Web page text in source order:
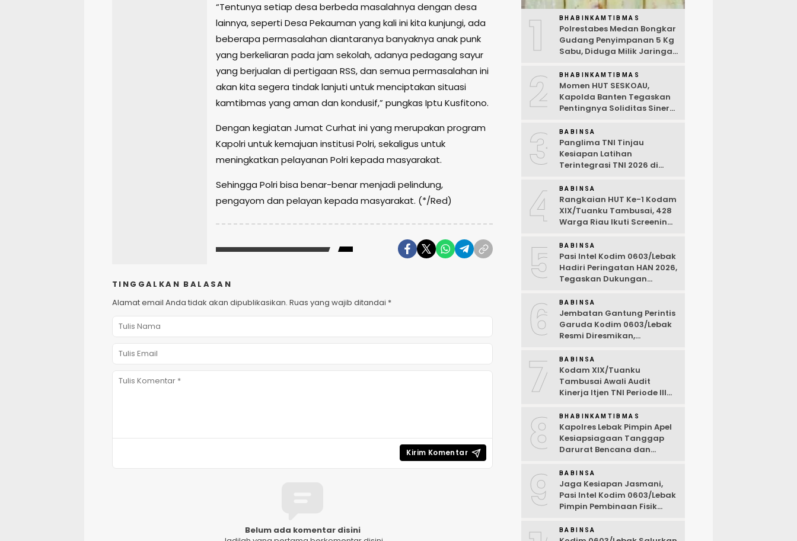
“Tentunya setiap desa berbeda masalahnya dengan desa
lainnya, seperti Desa Pekauman yang kali ini kita kunjungi, ada
beberapa permasalahan diantaranya banyaknya anak punk
yang berkeliaran pada jam sekolah, adanya pedagang sayur
yang berjualan di pertigaan RSS, dan semua permasalahan ini
akan kita segera tindak lanjuti untuk menciptakan situasi
kamtibmas yang aman dan kondusif,” pungkas Iptu Kusfitono.
Dengan kegiatan Jumat Curhat ini yang merupakan program
Kapolri untuk kemajuan institusi Polri, sekaligus untuk
meningkatkan pelayanan Polri kepada masyarakat.
Sehingga Polri bisa benar-benar menjadi pelindung,
pengayom dan pelayan kepada masyarakat. (*/Red)
TINGGALKAN BALASAN
Alamat email Anda tidak akan dipublikasikan. Ruas yang wajib ditandai *
Belum ada komentar disini
1 BHABINKAMTIBMAS
Polrestabes Medan Bongkar
Gudang Penyimpanan 5 Kg
Sabu, Diduga Milik Jaringan
2 BHABINKAMTIBMAS
Momen HUT SESKOAU,
Kapolda Banten Tegaskan
Pentingnya Soliditas Sinergi
3 BABINSA
Panglima TNI Tinjau
Kesiapan Latihan
Terintegrasi TNI 2026 di
4 BABINSA
Rangkaian HUT Ke-1 Kodam
XIX/Tuanku Tambusai, 428
Warga Riau Ikuti Screening
5 BABINSA
Pasi Intel Kodim 0603/Lebak
Hadiri Peringatan HAN 2026,
Tegaskan Dukungan
Ramah Anak
6 BABINSA
Jembatan Gantung Perintis
Garuda Kodim 0603/Lebak
Resmi Diresmikan,
Desa Wanasalam
7 BABINSA
Kodam XIX/Tuanku
Tambusai Awali Audit
Kinerja Itjen TNI Periode III
8 BHABINKAMTIBMAS
Kapolres Lebak Pimpin Apel
Kesiapsiagaan Tanggap
Darurat Bencana dan
9 BABINSA
Jaga Kesiapan Jasmani,
Pasi Intel Kodim 0603/Lebak
Pimpin Pembinaan Fisik
BABINSA